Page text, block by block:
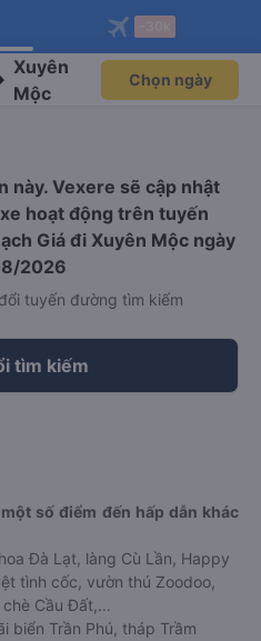
ngay!
viên độc
Mở app
vé máy bay qua
Mở app
Xuyên
Mộc
Chọn ngày
này. Vexere sẽ cập nhật
hoạt động trên tuyến
Giá đi Xuyên Mộc ngày
2026
tuyến đường tìm kiếm
tìm kiếm
số điểm đến hấp dẫn khác
Đà Lạt, làng Cù Lần, Happy
tình cốc, vườn thú Zoodoo,
Cầu Đất,...
biển Trần Phú, tháp Trầm